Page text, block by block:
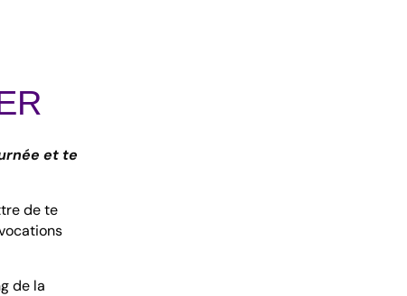
et te
de te
de la